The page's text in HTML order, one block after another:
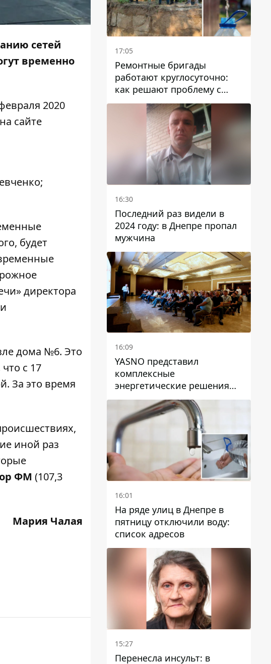
сетей
временно
2020
сайте
будет
директора
дома №6. Это
с 17
. За это время
иной раз
ФМ (107,3
Мария Чалая
17:05
Ремонтные бригады
работают круглосуточно:
как решают проблему с
водой в Марганецкой
громаде
16:30
Последний раз видели в
2024 году: в Днепре пропал
мужчина
16:09
YASNO представил
комплексные
энергетические решения
для бизнеса в Днепре
16:01
На ряде улиц в Днепре в
пятницу отключили воду:
список адресов
15:27
Перенесла инсульт: в